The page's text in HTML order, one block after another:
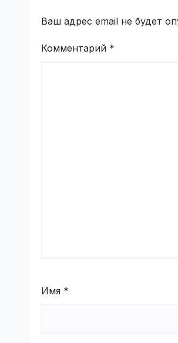
Ваш адрес email не будет
Комментарий *
Имя *